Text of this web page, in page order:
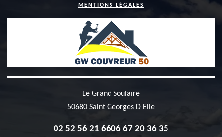
MENTIONS LÉGALES
Le Grand Soulaire
50680 Saint Georges D Elle
02 52 56 21 6606 67 20 36 35